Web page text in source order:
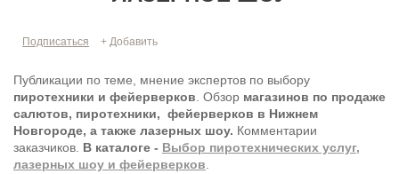
Подписаться + Добавить
Публикации по теме, мнение экспертов по выбору
пиротехники и фейерверков . Обзор магазинов по продаже
салютов, пиротехники, фейерверков в Нижнем
Новгороде, а также лазерных шоу. Комментарии
заказчиков. В каталоге - Выбор пиротехнических услуг,
лазерных шоу и фейерверков